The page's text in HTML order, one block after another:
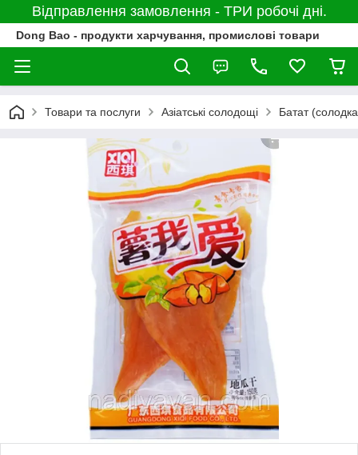
Відправлення замовлення - ТРИ робочі дні.
Dong Bao - продукти харчування, промислові товари
Товари та послуги Азіатські солодощі Батат